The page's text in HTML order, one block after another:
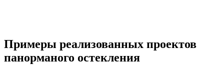
Примеры реализованных проектов
панорманого остекления